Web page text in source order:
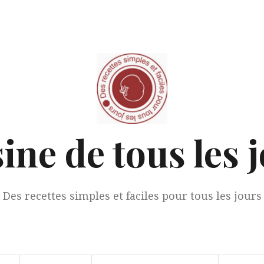
de tous les
Des recettes simples et faciles pour tous les jours